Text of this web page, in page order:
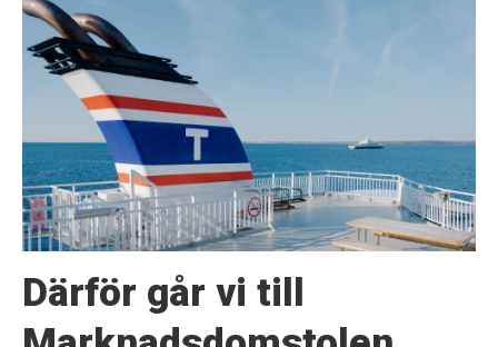
Därför går vi till